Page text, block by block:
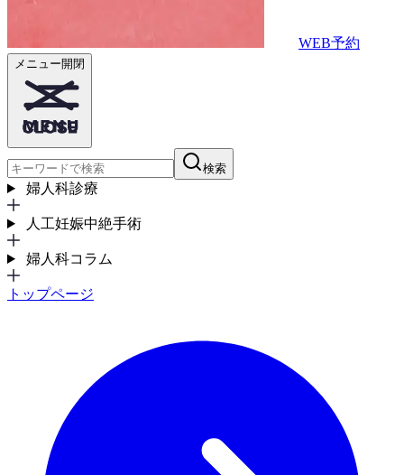
WEB予約
メニュー開閉
検索
婦人科診療
人工妊娠中絶手術
婦人科コラム
トップページ